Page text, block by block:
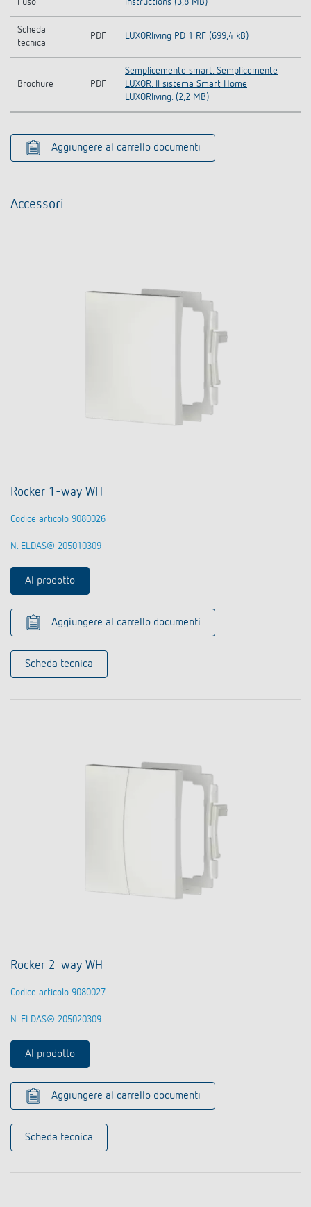
l'uso instructions (3,8 MB)
Scheda
tecnica
PDF LUXORliving PD 1 RF (699,4 kB)
Brochure PDF
Semplicemente smart. Semplicemente
LUXOR. Il sistema Smart Home
LUXORliving. (2,2 MB)
Aggiungere al carrello documenti
Accessori
Rocker 1-way WH
Codice articolo 9080026
N. ELDAS® 205010309
Al prodotto
Aggiungere al carrello documenti
Scheda tecnica
Rocker 2-way WH
Codice articolo 9080027
N. ELDAS® 205020309
Al prodotto
Aggiungere al carrello documenti
Scheda tecnica